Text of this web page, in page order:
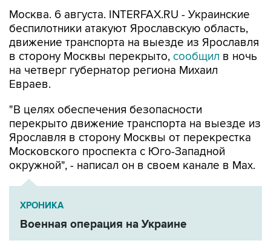
Москва. 6 августа. INTERFAX.RU - Украинские
беспилотники атакуют Ярославскую область,
движение транспорта на выезде из Ярославля
в сторону Москвы перекрыто, сообщил в ночь
на четверг губернатор региона Михаил
Евраев.
"В целях обеспечения безопасности
перекрыто движение транспорта на выезде из
Ярославля в сторону Москвы от перекрестка
Московского проспекта с Юго-Западной
окружной", - написал он в своем канале в Мах.
ХРОНИКА
Военная операция на Украине